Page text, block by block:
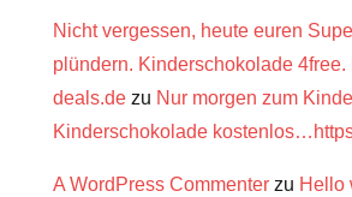
Nicht vergessen, heute euren
plündern. Kinderschokolade
deals.de zu Nur morgen zum
Kinderschokolade
A WordPress Commenter zu Hello